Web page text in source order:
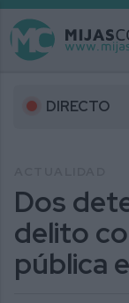
DIRECTO
Dos
delito
pública